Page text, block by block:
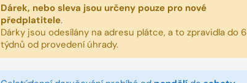
Dárek, nebo sleva jsou určeny pouze pro nové
předplatitele.
Dárky jsou odesílány na adresu plátce, a to zpravidla do 6
týdnů od provedení úhrady.